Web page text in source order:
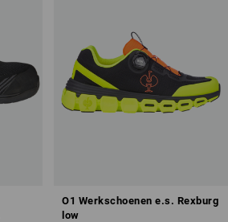
O1 Werkschoenen e.s. Rexburg
low